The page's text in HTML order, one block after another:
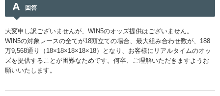
A 回答
大変申し訳ございませんが、WIN5のオッズ提供はございません。
WIN5の対象レースの全てが18頭立ての場合、最大組み合わせ数が、188
万9,568通り（18×18×18×18×18）となり、お客様にリアルタイムのオッ
ズを提供することが困難なためです。何卒、ご理解いただきますようお
願いいたします。